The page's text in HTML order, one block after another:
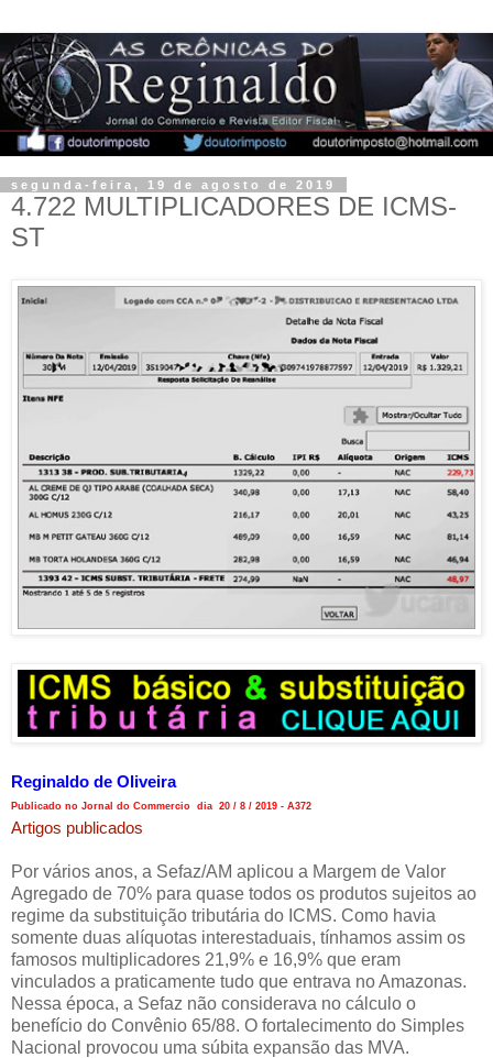
segunda-feira, 19 de agosto de 2019
4.722 MULTIPLICADORES DE ICMS-
ST
Reginaldo de Oliveira
Publicado no Jornal do Commercio dia 20 / 8 / 2019 - A372
Artigos publicados
Por vários anos, a Sefaz/AM aplicou a Margem de Valor
Agregado de 70% para quase todos os produtos sujeitos ao
regime da substituição tributária do ICMS. Como havia
somente duas alíquotas interestaduais, tínhamos assim os
famosos multiplicadores 21,9% e 16,9% que eram
vinculados a praticamente tudo que entrava no Amazonas.
Nessa época, a Sefaz não considerava no cálculo o
benefício do Convênio 65/88. O fortalecimento do Simples
Nacional provocou uma súbita expansão das MVA.